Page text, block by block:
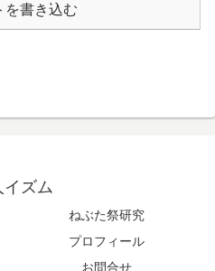
を書き込む
イズム
ねぶた祭研究
プロフィール
お問合せ